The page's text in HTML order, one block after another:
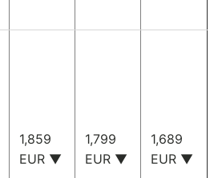
1,859
EUR ▼
1,799
EUR ▼
1,689
EUR ▼